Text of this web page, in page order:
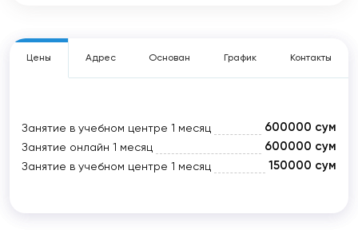
Цены Адрес Основан График Контакты
Занятие в учебном центре 1 месяц 600000 сум
Занятие онлайн 1 месяц 600000 сум
Занятие в учебном центре 1 месяц 150000 сум